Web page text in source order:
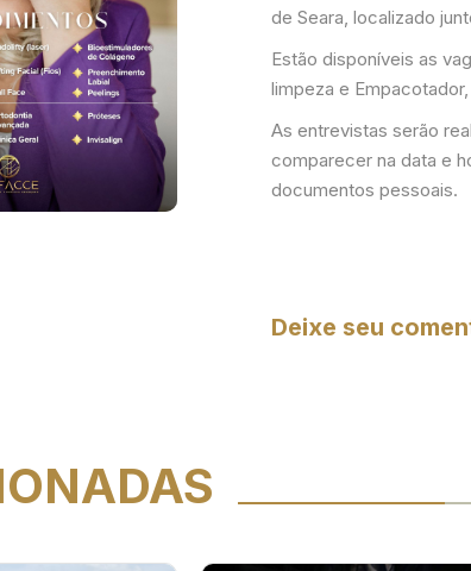
de Seara, localizado
Estão disponíveis as
limpeza e
As entrevistas serão
comparecer na data e
documentos pessoais.
Deixe seu